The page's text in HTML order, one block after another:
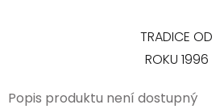
TRADICE OD
ROKU 1996
Popis produktu není dostupný